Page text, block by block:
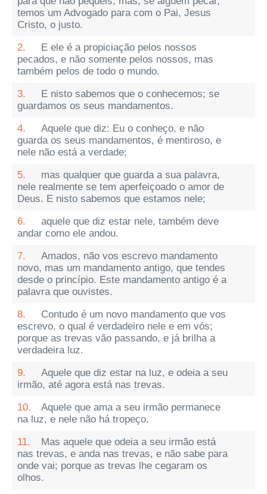
temos um Advogado para com o Pai, Jesus
Cristo, o justo.
2.
E ele é a propiciação pelos nossos
pecados, e não somente pelos nossos, mas
também pelos de todo o mundo.
3.
E nisto sabemos que o conhecemos; se
guardamos os seus mandamentos.
4.
Aquele que diz: Eu o conheço, e não
guarda os seus mandamentos, é mentiroso, e
nele não está a verdade;
5.
mas qualquer que guarda a sua palavra,
nele realmente se tem aperfeiçoado o amor de
Deus. E nisto sabemos que estamos nele;
6.
aquele que diz estar nele, também deve
andar como ele andou.
7.
Amados, não vos escrevo mandamento
novo, mas um mandamento antigo, que tendes
desde o princípio. Este mandamento antigo é a
palavra que ouvistes.
8.
Contudo é um novo mandamento que vos
escrevo, o qual é verdadeiro nele e em vós;
porque as trevas vão passando, e já brilha a
verdadeira luz.
9.
Aquele que diz estar na luz, e odeia a seu
irmão, até agora está nas trevas.
10.
Aquele que ama a seu irmão permanece
na luz, e nele não há tropeço.
11.
Mas aquele que odeia a seu irmão está
nas trevas, e anda nas trevas, e não sabe para
onde vai; porque as trevas lhe cegaram os
olhos.